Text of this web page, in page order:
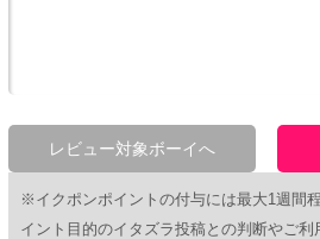
※イクポンポイントの付与には最大1週間
イント目的のイタズラ投稿との判断やご